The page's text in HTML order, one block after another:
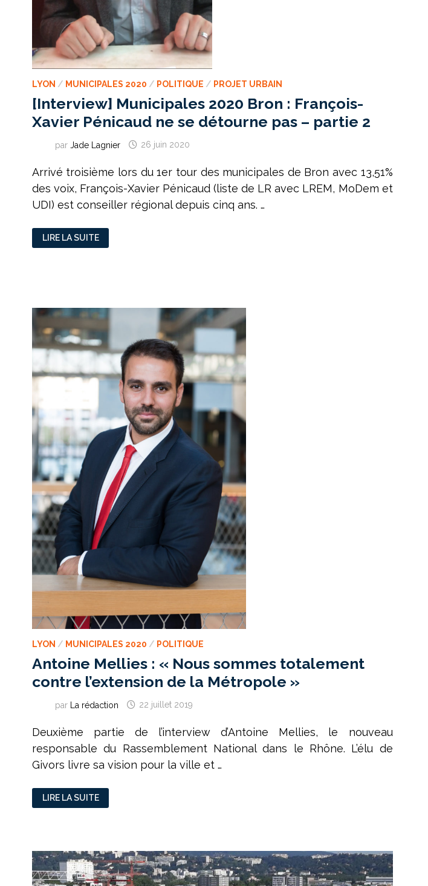
LYON / MUNICIPALES 2020 / POLITIQUE / PROJET URBAIN
[Interview] Municipales 2020 Bron : François-
Xavier Pénicaud ne se détourne pas – partie 2
par Jade Lagnier 26 juin 2020
Arrivé troisième lors du 1er tour des municipales de Bron avec 13,51%
des voix, François-Xavier Pénicaud (liste de LR avec LREM, MoDem et
UDI) est conseiller régional depuis cinq ans. …
[INTERVIEW]
MUNICIPALES
2020
SE
DÉTOURNE
PAS
–
PARTIE
2
LIRE LA SUITE
LYON / MUNICIPALES 2020 / POLITIQUE
Antoine Mellies : « Nous sommes totalement
contre l’extension de la Métropole »
par La rédaction 22 juillet 2019
Deuxième partie de l’interview d’Antoine Mellies, le nouveau
responsable du Rassemblement National dans le Rhône. L’élu de
Givors livre sa vision pour la ville et …
ANTOINE
MELLIES
:
L’EXTENSION
DE
LA
MÉTROPOLE »
LIRE LA SUITE